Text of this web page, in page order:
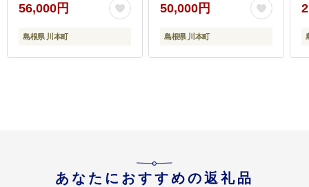
56,000円
島根県 川本町
50,000円
島根県 川本町
あなたにおすすめの返礼品